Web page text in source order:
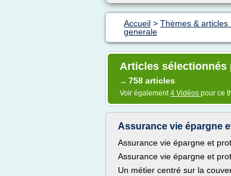
Accueil > Thèmes & articles
generale
Articles sélectionnés
→ 758 articles
Voir également4 Vidéos pour ce
Assurance vie épargne
Assurance vie épargne et
Assurance vie épargne et
Un métier centré sur la